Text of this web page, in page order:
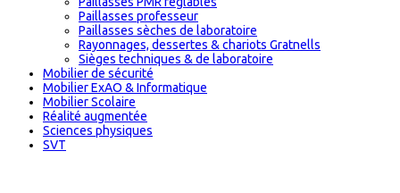
Paillasses professeur
Paillasses sèches de laboratoire
Rayonnages, dessertes & chariots Gratnells
Sièges techniques & de laboratoire
Mobilier de sécurité
Mobilier ExAO & Informatique
Mobilier Scolaire
Réalité augmentée
Sciences physiques
SVT